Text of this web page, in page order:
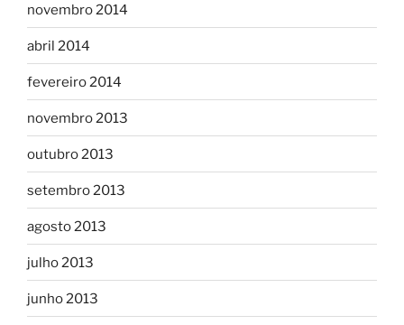
novembro 2014
abril 2014
fevereiro 2014
novembro 2013
outubro 2013
setembro 2013
agosto 2013
julho 2013
junho 2013